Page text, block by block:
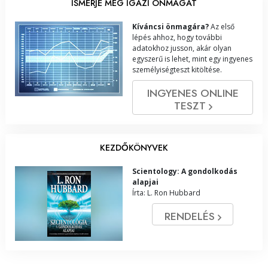
ISMERJE MEG IGAZI ÖNMAGÁT
Kíváncsi önmagára?Az első
lépés ahhoz, hogy további
adatokhoz jusson, akár olyan
egyszerű is lehet, mint egy ingyenes
személyiségteszt kitöltése.
INGYENES ONLINE
TESZT
KEZDŐKÖNYVEK
Scientology: A gondolkodás
alapjai
Írta: L. Ron Hubbard
RENDELÉS